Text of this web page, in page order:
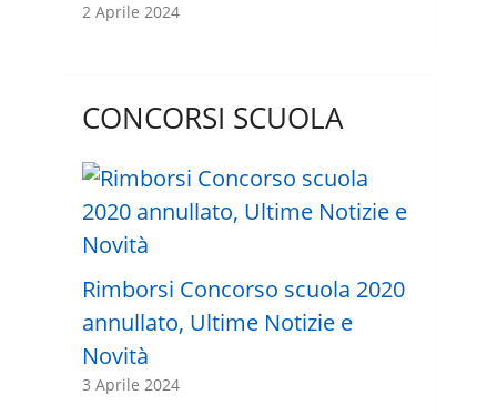
2 Aprile 2024
CONCORSI SCUOLA
Rimborsi Concorso scuola 2020
annullato, Ultime Notizie e
Novità
3 Aprile 2024